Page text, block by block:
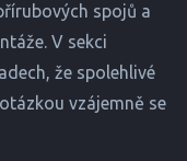
spojů a
V sekci
že spolehlivé
vzájemně se